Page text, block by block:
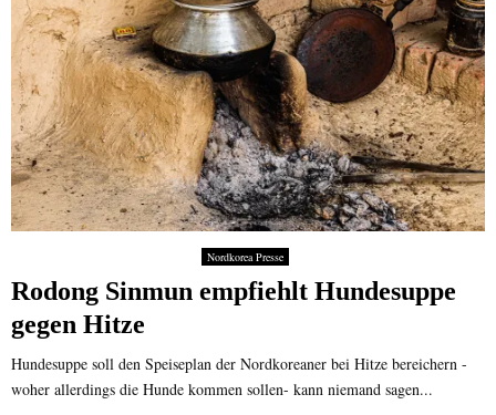
Nordkorea Presse
Rodong Sinmun empfiehlt Hundesuppe
gegen Hitze
Hundesuppe soll den Speiseplan der Nordkoreaner bei Hitze bereichern -
woher allerdings die Hunde kommen sollen- kann niemand sagen...